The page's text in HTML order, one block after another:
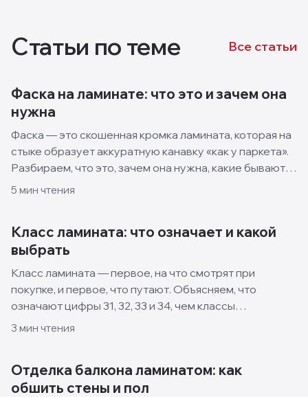
Статьи по теме Все статьи
Фаска на ламинате: что это и зачем она
нужна
Фаска — это скошенная кромка ламината, которая на
стыке образует аккуратную канавку «как у паркета».
Разбираем, что это, зачем она нужна, какие бывают
виды и когда лучше взять ламинат без фаски.
5 мин чтения
Класс ламината: что означает и какой
выбрать
Класс ламината — первое, на что смотрят при
покупке, и первое, что путают. Объясняем, что
означают цифры 31, 32, 33 и 34, чем классы
отличаются и какой выбрать для квартиры, кухни и
3 мин чтения
Отделка балкона ламинатом: как
обшить стены и пол